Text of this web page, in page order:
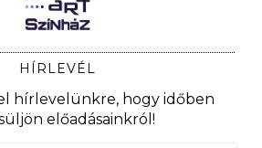
HÍRLEVÉL
hírlevelünkre, hogy időben
előadásainkról!